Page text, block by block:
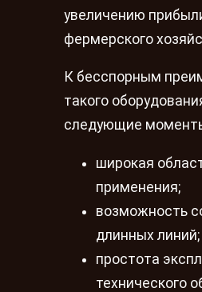
увеличению
фермерского
К бесспорным
такого
следующие
широкая
применения;
возможность
длинных линий;
простота
технического